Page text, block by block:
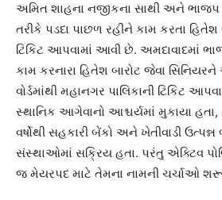
અમિત શાહના નજીકના સાથી અને ભાજપ
તરીકે પડદા પાછળ રહીને કામ કરતા
ટિકિટ આપવામાં આવી છે. અમદાવાદમાં
કામ કરનારા હિતેશ બારોટ જેવા
વોર્ડમાંથી મહાનગર પાલિકાની ટિકિટ
સ્થાનિક આગેવાનો આશ્ચર્યમાં મુકાયા
વર્ષોથી સહકારી બેંકો અને ખેતીવાડી
સંસ્થાઓમાં સક્રિય હતા. પરંતુ એક્ટિવ
જ મેયરપદ માટે તેમના નામની ચર્ચાઓ